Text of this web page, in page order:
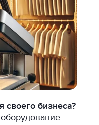
своего бизнеса?